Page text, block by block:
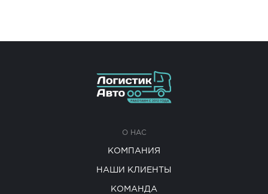
О НАС
КОМПАНИЯ
НАШИ КЛИЕНТЫ
КОМАНДА